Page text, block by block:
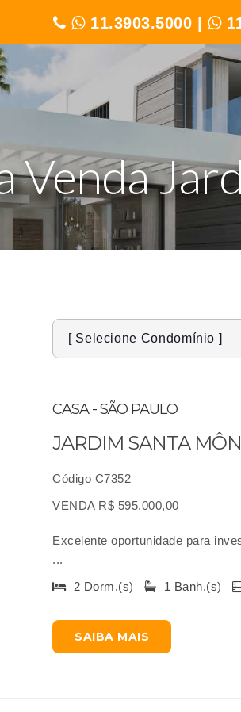
11.3903.5000
Venda
CASA - SÃO PAULO
JARDIM SANTA
Código C7352
VENDA R$ 595.000,00
Excelente oportunidade para
...
2 Dorm.(s)
1 Banh.(s)
SAIBA MAIS